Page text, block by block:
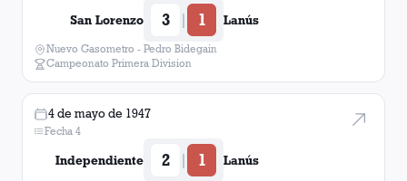
San Lorenzo 3 | 1 Lanús
Nuevo Gasometro - Pedro Bidegain
Campeonato Primera Division
4 de mayo de 1947
Fecha 4
Independiente 2 | 1 Lanús